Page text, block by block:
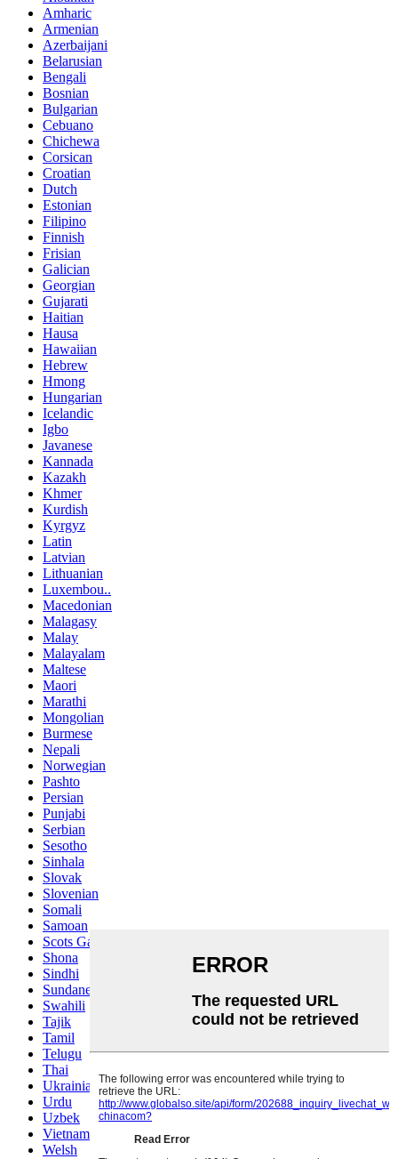
Amharic
Armenian
Azerbaijani
Belarusian
Bengali
Bosnian
Bulgarian
Cebuano
Chichewa
Corsican
Croatian
Dutch
Estonian
Filipino
Finnish
Frisian
Galician
Georgian
Gujarati
Haitian
Hausa
Hawaiian
Hebrew
Hmong
Hungarian
Icelandic
Igbo
Javanese
Kannada
Kazakh
Khmer
Kurdish
Kyrgyz
Latin
Latvian
Lithuanian
Luxembou..
Macedonian
Malagasy
Malay
Malayalam
Maltese
Maori
Marathi
Mongolian
Burmese
Nepali
Norwegian
Pashto
Persian
Punjabi
Serbian
Sesotho
Sinhala
Slovak
Slovenian
Somali
Samoan
Scots Gaelic
Shona
Sindhi
Sundanese
Swahili
Tajik
Tamil
Telugu
Thai
Ukrainian
Urdu
Uzbek
Vietnamese
Welsh